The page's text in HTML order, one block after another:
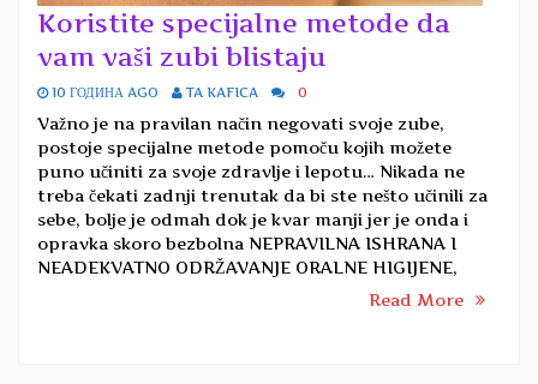
Koristite specijalne metode da
vam vaši zubi blistaju
10 ГОДИНА AGO TA KAFICA 0
Važno je na pravilan način negovati svoje zube,
postoje specijalne metode pomoču kojih možete
puno učiniti za svoje zdravlje i lepotu… Nikada ne
treba čekati zadnji trenutak da bi ste nešto učinili za
sebe, bolje je odmah dok je kvar manji jer je onda i
opravka skoro bezbolna NEPRAVILNA ISHRANA I
NEADEKVATNO ODRŽAVANJE ORALNE HIGIJENE,
Read More